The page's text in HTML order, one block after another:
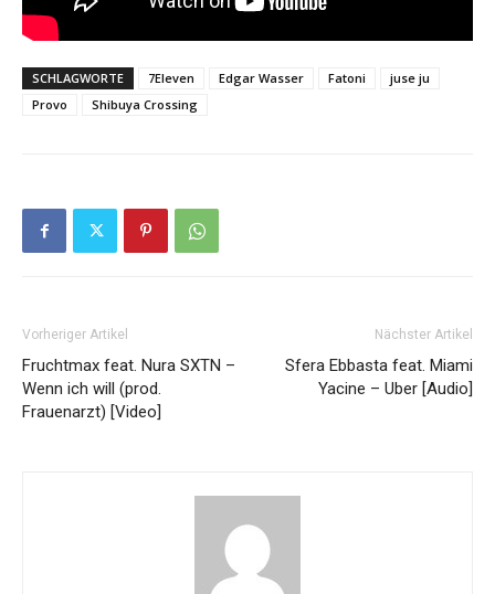
SCHLAGWORTE 7Eleven Edgar Wasser Fatoni
juse ju
Provo
Shibuya Crossing
Vorheriger Artikel
Fruchtmax feat. Nura SXTN –
Wenn ich will (prod.
Frauenarzt) [Video]
Nächster Artikel
Sfera Ebbasta feat. Miami
Yacine – Uber [Audio]